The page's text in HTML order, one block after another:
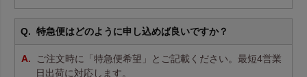
特急便はどのように申し込めば良いですか？
ご注文時に「特急便希望」とご記載ください。最短4営業
日出荷に対応します。